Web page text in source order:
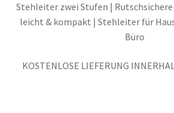
Stehleiter zwei Stufen |
leicht & kompakt | Stehleiter für
Büro
KOSTENLOSE LIEFERUNG